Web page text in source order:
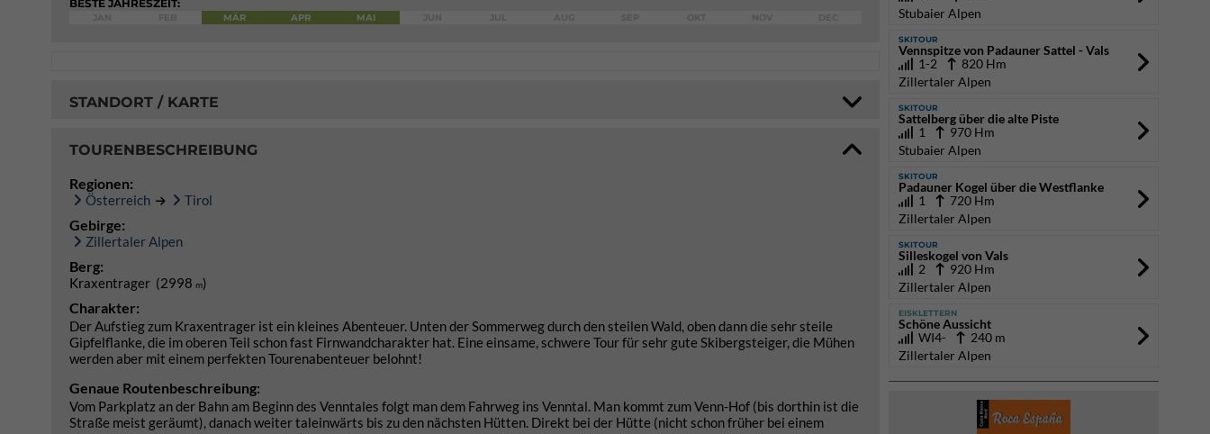
BESTE JAHRESZEIT:
MÄR APR MAI
STANDORT / KARTE
TOURENBESCHREIBUNG
Regionen:
Österreich Tirol
Gebirge:
Zillertaler Alpen
Berg:
Kraxentrager (2998 m)
Charakter:
Der Aufstieg zum Kraxentrager ist ein kleines Abenteuer. Unten der Sommerweg durch den steilen Wald, oben dann die sehr steile
Gipfelflanke, die im oberen Teil schon fast Firnwandcharakter hat. Eine einsame, schwere Tour für sehr gute Skibergsteiger, die Mühen
werden aber mit einem perfekten Tourenabenteuer belohnt!
Genaue Routenbeschreibung:
Vom Parkplatz an der Bahn am Beginn des Venntales folgt man dem Fahrweg ins Venntal. Man kommt zum Venn-Hof (bis dorthin ist die
Straße meist geräumt), danach weiter taleinwärts bis zu den nächsten Hütten. Direkt bei der Hütte (nicht schon früher bei einem
Stubaier Alpen
SKITOUR
Vennspitze von Padauner Sattel - Vals
1-2
820 Hm
Zillertaler Alpen
SKITOUR
Sattelberg über die alte Piste
1
970 Hm
Stubaier Alpen
SKITOUR
Padauner Kogel über die Westflanke
1
720 Hm
Zillertaler Alpen
SKITOUR
Silleskogel von Vals
2
920 Hm
Zillertaler Alpen
EISKLETTERN
Schöne Aussicht
WI4-
240 m
Zillertaler Alpen